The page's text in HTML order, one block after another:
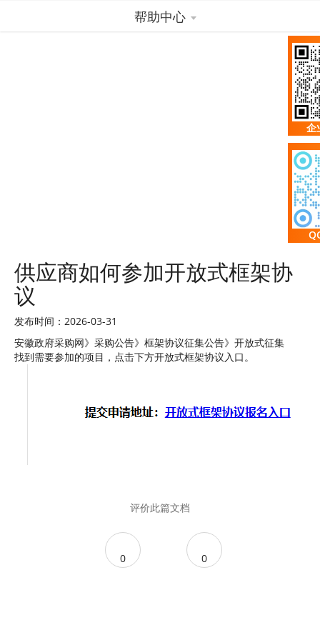
企
帮助中心
供应商如何参加开放式框架协
议
发布时间：2026-03-31
安徽政府采购网》采购公告》框架协议征集公告》开放式征集
找到需要参加的项目，点击下方开放式框架协议入口。
评价此篇文档
0 0